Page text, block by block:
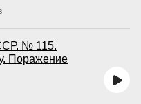
№ 115.
Поражение